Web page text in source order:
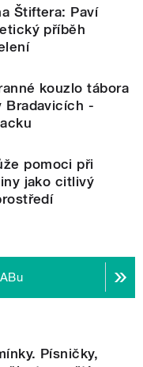
Štiftera: Paví
příběh
kouzlo tábora
Bradavicích -
pomoci při
jako citlivý
Písničky,